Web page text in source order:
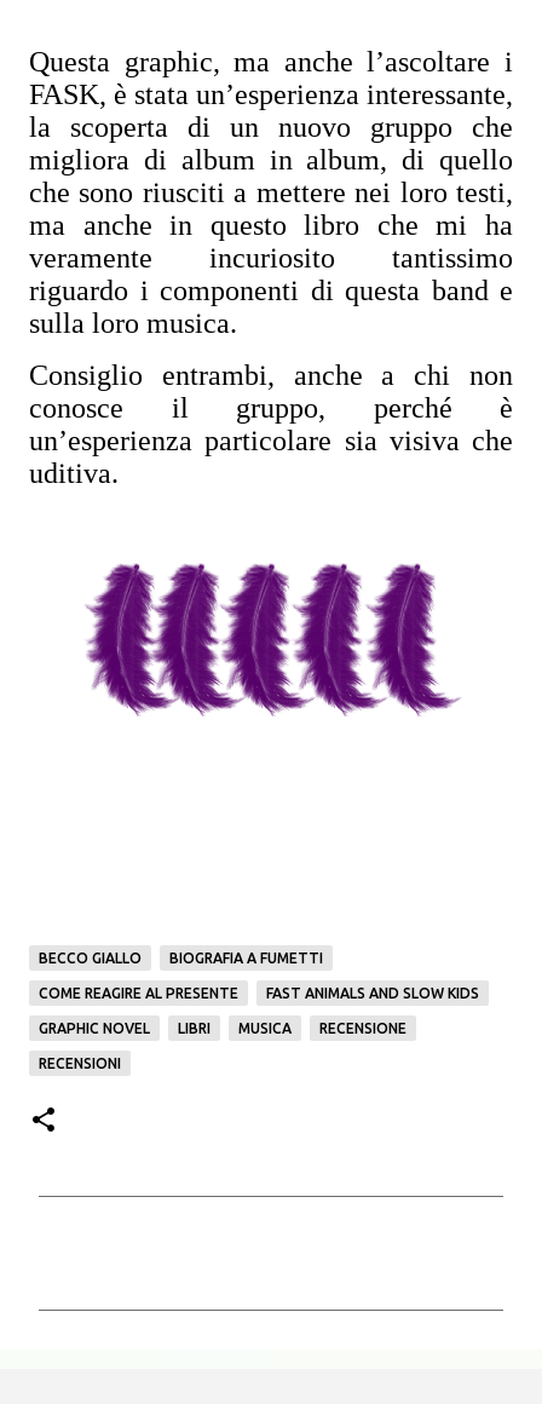
Questa graphic, ma anche l’ascoltare i
FASK, è stata un’esperienza interessante,
la scoperta di un nuovo gruppo che
migliora di album in album, di quello
che sono riusciti a mettere nei loro testi,
ma anche in questo libro che mi ha
veramente incuriosito tantissimo
riguardo i componenti di questa band e
sulla loro musica.
Consiglio entrambi, anche a chi non
conosce il gruppo, perché è
un’esperienza particolare sia visiva che
uditiva.
BECCO GIALLO BIOGRAFIA A FUMETTI
COME REAGIRE AL PRESENTE FAST ANIMALS AND SLOW KIDS
GRAPHIC NOVEL LIBRI MUSICA RECENSIONE
RECENSIONI